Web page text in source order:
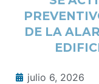
DE LA
julio 6, 2026